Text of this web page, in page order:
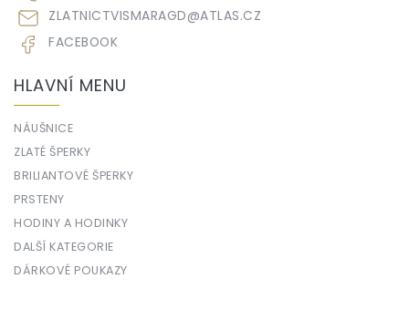
ZLATNICTVISMARAGD@ATLAS.CZ
FACEBOOK
HLAVNÍ MENU
NÁUŠNICE
ZLATÉ ŠPERKY
BRILIANTOVÉ ŠPERKY
PRSTENY
HODINY A HODINKY
DALŠÍ KATEGORIE
DÁRKOVÉ POUKAZY